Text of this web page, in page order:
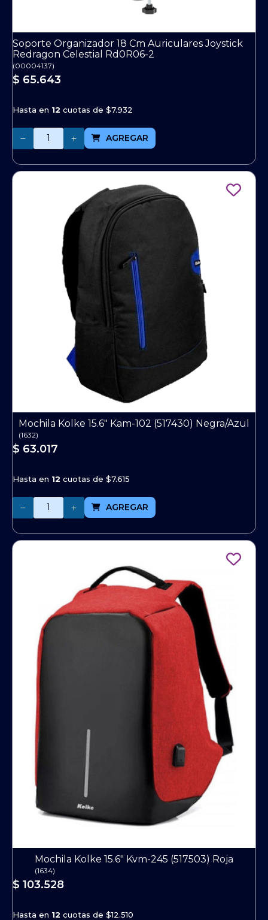
Soporte Organizador 18 Cm Auriculares Joystick
Redragon Celestial Rd0R06-2
(00004137)
$ 65.643
Hasta en 12 cuotas de $7.932
AGREGAR
Mochila Kolke 15.6" Kam-102 (517430) Negra/Azul
(1632)
$ 63.017
Hasta en 12 cuotas de $7.615
AGREGAR
Mochila Kolke 15.6" Kvm-245 (517503) Roja
(1634)
$ 103.528
Hasta en 12 cuotas de $12.510